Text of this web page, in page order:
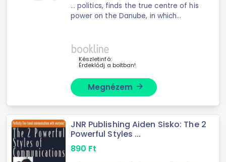
... politics, finds the true centre of his
power on the Danube, in which
Eastern Question – cannot be said
to be ...
Készletinfó:
Érdeklődj a boltban!
Megnézem arrow_forward
JNR Publishing Aiden Sisko: The 2
Powerful Styles ...
890 Ft